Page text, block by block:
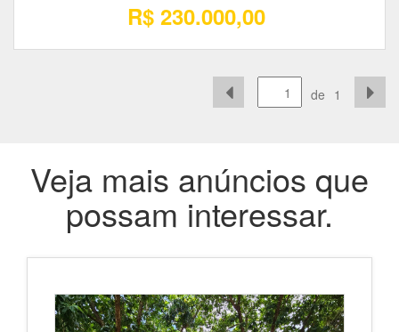
R$ 230.000,00
de 1
Veja mais anúncios que
possam interessar.